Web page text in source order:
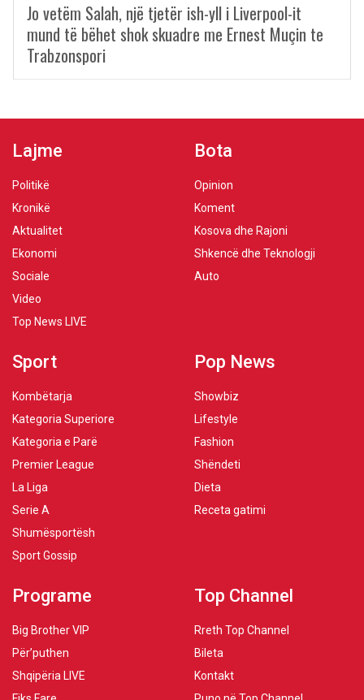
Jo vetëm Salah, një tjetër ish-yll i Liverpool-it
mund të bëhet shok skuadre me Ernest Muçin te
Trabzonspori
Lajme
Politikë
Kronikë
Aktualitet
Ekonomi
Sociale
Video
Top News LIVE
Bota
Opinion
Koment
Kosova dhe Rajoni
Shkencë dhe Teknologji
Auto
Sport
Kombëtarja
Kategoria Superiore
Kategoria e Parë
Premier League
La Liga
Serie A
Shumësportësh
Sport Gossip
Pop News
Showbiz
Lifestyle
Fashion
Shëndeti
Dieta
Receta gatimi
Programe
Big Brother VIP
Për’puthen
Shqipëria LIVE
Top Channel
Rreth Top Channel
Bileta
Kontakt